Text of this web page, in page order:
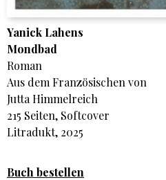
Yanick Lahens
Mondbad
Roman
Aus dem Französischen von
Jutta Himmelreich
215 Seiten, Softcover
Litradukt, 2025
Buch bestellen